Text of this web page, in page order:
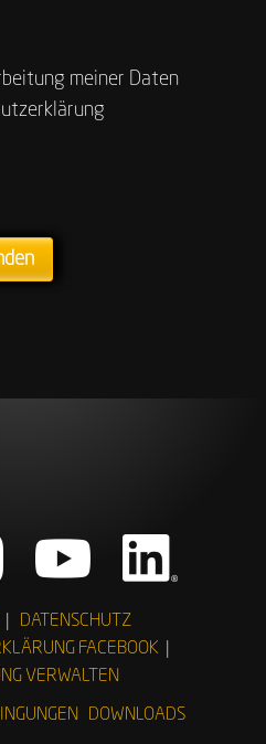
meiner Daten
DATENSCHUTZ
FACEBOOK
VERWALTEN
DOWNLOADS